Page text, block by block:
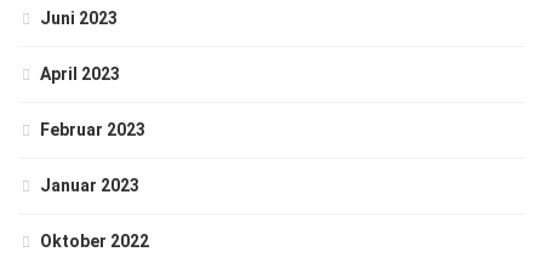
Juni 2023
April 2023
Februar 2023
Januar 2023
Oktober 2022